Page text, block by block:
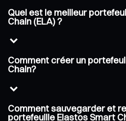
Quel est le meilleur
Chain (ELA) ?
Comment créer un
Chain?
Comment sauvegarder et
portefeuille Elastos Smart